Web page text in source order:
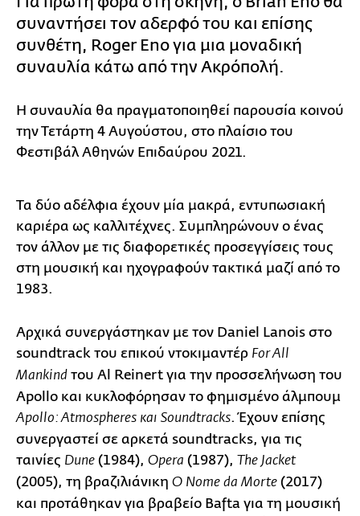
συναντήσει τον αδερφό του και επίσης
συνθέτη, Roger Eno για μια μοναδική
συναυλία κάτω από την Ακρόπολή.
Η συναυλία θα πραγματοποιηθεί παρουσία κοινού
την Τετάρτη 4 Αυγούστου, στο πλαίσιο του
Φεστιβάλ Αθηνών Επιδαύρου 2021.
Τα δύο αδέλφια έχουν μία μακρά, εντυπωσιακή
καριέρα ως καλλιτέχνες. Συμπληρώνουν ο ένας
τον άλλον με τις διαφορετικές προσεγγίσεις τους
στη μουσική και ηχογραφούν τακτικά μαζί από το
1983.
Αρχικά συνεργάστηκαν με τον Daniel Lanois στο
soundtrack του επικού ντοκιμαντέρ For All
Mankind του Al Reinert για την προσσελήνωση του
Apollo και κυκλοφόρησαν το φημισμένο άλμπουμ
Apollo: Atmospheres και Soundtracks. Έχουν επίσης
συνεργαστεί σε αρκετά soundtracks, για τις
ταινίες Dune (1984), Opera (1987), The Jacket
(2005), τη βραζιλιάνικη O Nome da Morte (2017)
και προτάθηκαν για βραβείο Bafta για τη μουσική